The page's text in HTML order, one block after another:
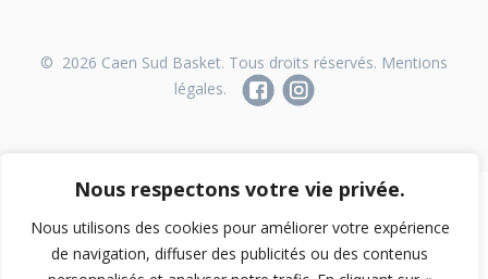
Nous respectons votre vie privée.
Nous utilisons des cookies pour améliorer votre expérience
de navigation, diffuser des publicités ou des contenus
© 2026 Caen Sud Basket. Tous droits réservés. Mentions
légales.